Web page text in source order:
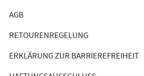
AGB
RETOURENREGELUNG
ERKLÄRUNG ZUR BARRIEREFREIHEIT